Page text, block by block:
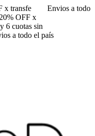
x transfe
Envios a todo
20% OFF x
6 cuotas sin
a todo el país